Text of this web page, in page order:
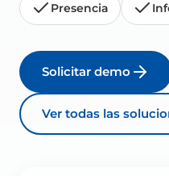
Presencia
Solicitar demo
Ver todas las